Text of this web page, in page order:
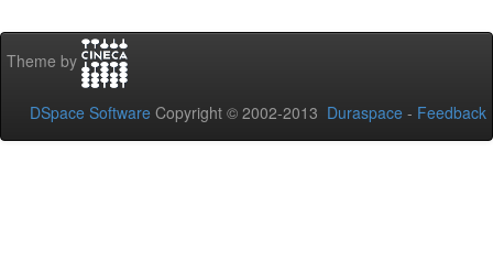
Theme by
DSpace Software Copyright © 2002-2013 Duraspace - Feedback